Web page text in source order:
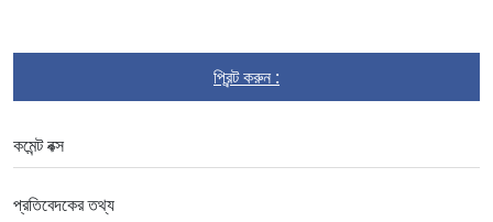
প্রিন্ট করুন :
কমেন্ট বক্স
প্রতিবেদকের তথ্য